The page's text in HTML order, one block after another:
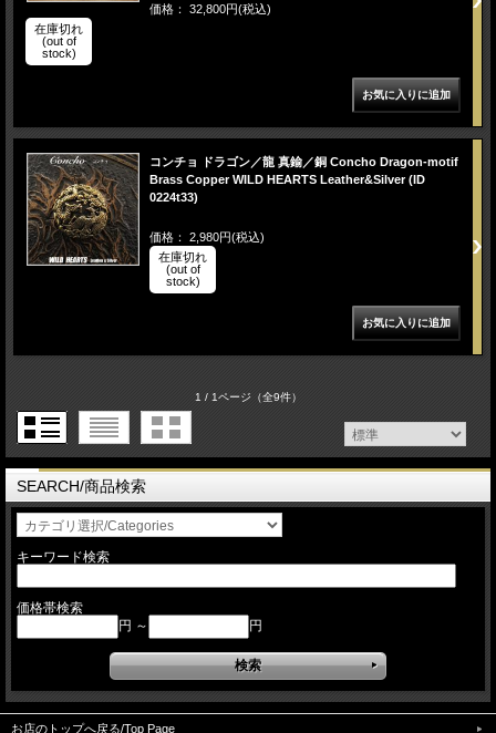
価格： 32,800円(税込)
在庫切れ
(out of
stock)
コンチョ ドラゴン／龍 真鍮／銅 Concho Dragon-motif
Brass Copper WILD HEARTS Leather&Silver (ID
0224t33)
価格： 2,980円(税込)
在庫切れ
(out of
stock)
1 / 1ページ（全9件）
SEARCH/商品検索
キーワード検索
価格帯検索
円 ～
円
お店のトップへ戻る/Top Page